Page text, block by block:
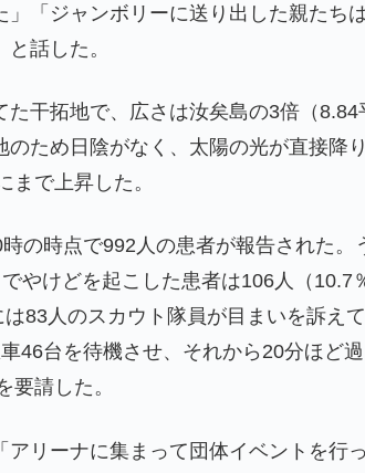
「ジャンボリーに送り出した親たち
話した。
干拓地で、広さは汝矣島の3倍（8.84
ため日陰がなく、太陽の光が直接降
で上昇した。
時点で992人の患者が報告された。
やけどを起こした患者は106人（10.7
83人のスカウト隊員が目まいを訴え
46台を待機させ、それから20分ほど
請した。
リーナに集まって団体イベントを行